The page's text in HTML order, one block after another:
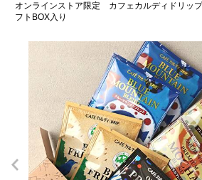
オンラインストア限定 カフェカルディドリ
フトBOX入り